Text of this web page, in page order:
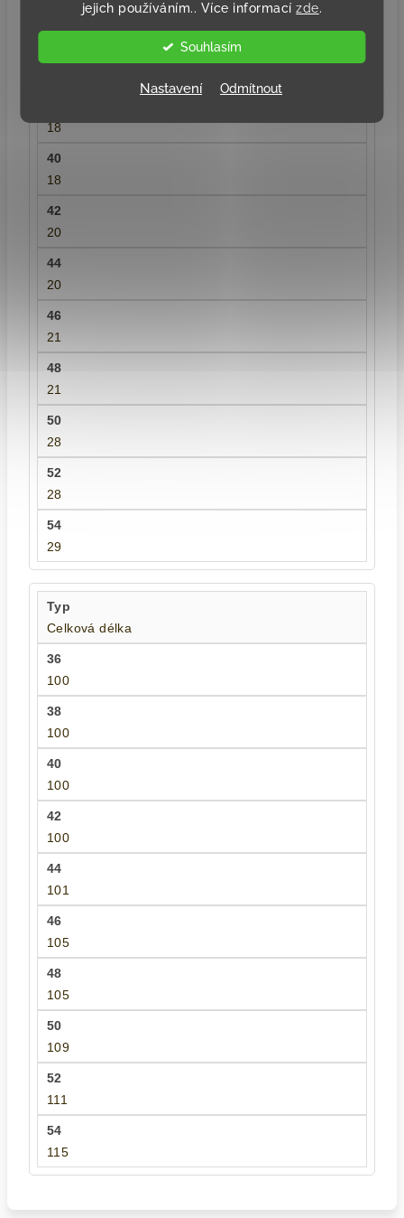
jejich používáním.. Více informacízde.
Souhlasím
Nastavení Odmítnout
18
18
20
20
21
21
28
28
29
Celková délka
100
100
100
100
101
105
105
109
111
115